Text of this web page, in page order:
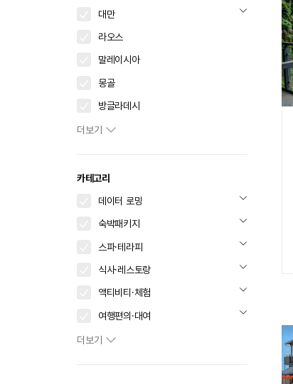
대만
라오스
말레이시아
몽골
방글라데시
더보기
카테고리
데이터 로밍
숙박패키지
스파·테라피
식사·레스토랑
액티비티·체험
여행편의·대여
더보기